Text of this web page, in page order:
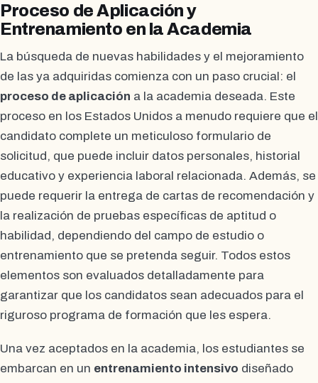
Proceso de Aplicación y
Entrenamiento en la Academia
La búsqueda de nuevas habilidades y el mejoramiento
de las ya adquiridas comienza con un paso crucial: el
proceso de aplicación a la academia deseada. Este
proceso en los Estados Unidos a menudo requiere que el
candidato complete un meticuloso formulario de
solicitud, que puede incluir datos personales, historial
educativo y experiencia laboral relacionada. Además, se
puede requerir la entrega de cartas de recomendación y
la realización de pruebas específicas de aptitud o
habilidad, dependiendo del campo de estudio o
entrenamiento que se pretenda seguir. Todos estos
elementos son evaluados detalladamente para
garantizar que los candidatos sean adecuados para el
riguroso programa de formación que les espera.
Una vez aceptados en la academia, los estudiantes se
embarcan en un entrenamiento intensivo diseñado